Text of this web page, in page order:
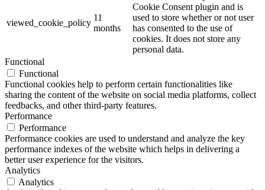
viewed_cookie_policy
11
months
Cookie Consent plugin and is
used to store whether or not user
has consented to the use of
cookies. It does not store any
personal data.
Functional
Functional
Functional cookies help to perform certain functionalities like
sharing the content of the website on social media platforms, collect
feedbacks, and other third-party features.
Performance
Performance
Performance cookies are used to understand and analyze the key
performance indexes of the website which helps in delivering a
better user experience for the visitors.
Analytics
Analytics